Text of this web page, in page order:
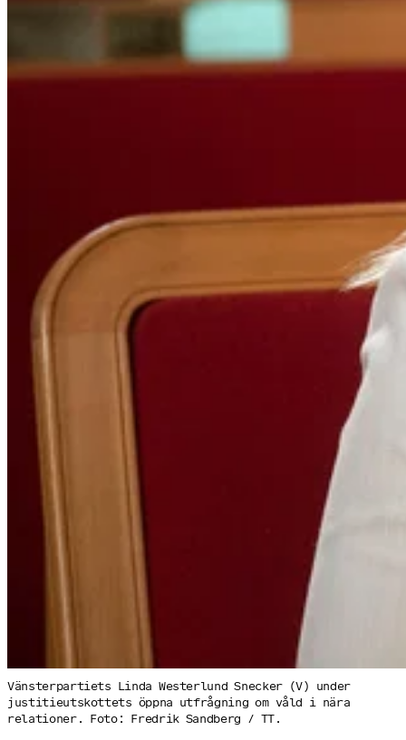
Vänsterpartiets Linda Westerlund Snecker (V) under
justitieutskottets öppna utfrågning om våld i nära
relationer. Foto: Fredrik Sandberg / TT.